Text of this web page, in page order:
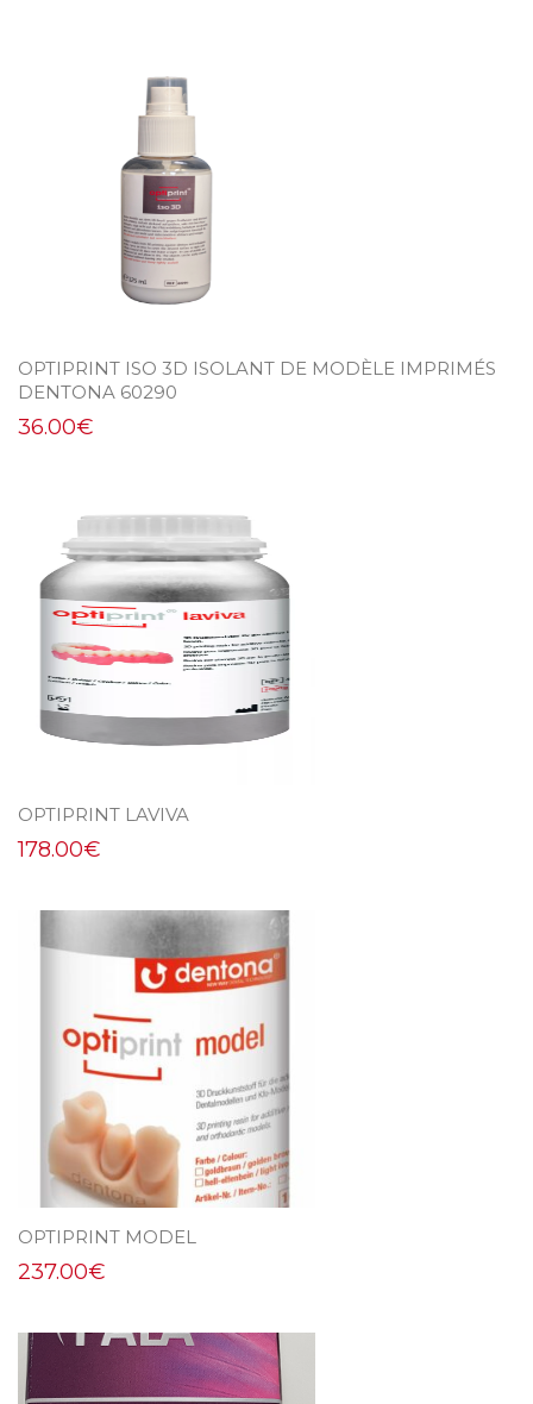
OPTIPRINT ISO 3D ISOLANT DE MODÈLE IMPRIMÉS
DENTONA 60290
36.00€
OPTIPRINT LAVIVA
178.00€
OPTIPRINT MODEL
237.00€